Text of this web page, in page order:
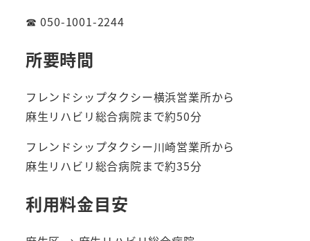
☎ 050-1001-2244
所要時間
フレンドシップタクシー横浜営業所から
麻生リハビリ総合病院まで約50分
フレンドシップタクシー川崎営業所から
麻生リハビリ総合病院まで約35分
利用料金目安